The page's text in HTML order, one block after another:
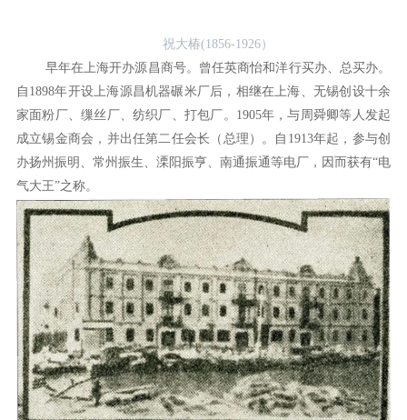
祝大椿(1856-1926）
早年在上海开办源昌商号。曾任英商怡和洋行买办、总买办。
自1898年开设上海源昌机器碾米厂后，相继在上海、无锡创设十余
家面粉厂、缫丝厂、纺织厂、打包厂。1905年，与周舜卿等人发起
成立锡金商会，并出任第二任会长（总理）。自1913年起，参与创
办扬州振明、常州振生、溧阳振亨、南通振通等电厂，因而获有“电
气大王”之称。